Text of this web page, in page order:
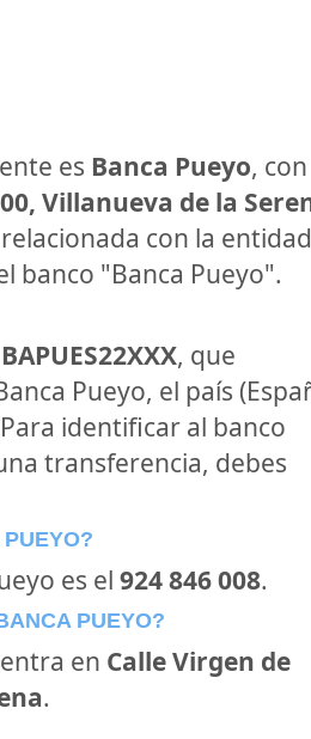
es Banca Pueyo, con
Villanueva de la
con la entidad
banco "Banca Pueyo".
BAPUES22XXX, que
Pueyo, el país
identificar al banco
transferencia, debes
es el 924 846 008.
PUEYO?
en Calle Virgen de
.